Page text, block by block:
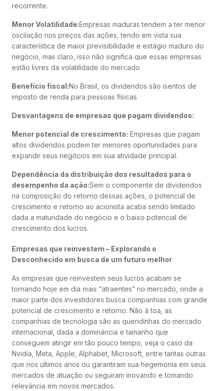
recorrente.
Menor Volatilidade:Empresas maduras tendem a ter menor
oscilação nos preços das ações, tendo em vista sua
característica de maior previsibilidade e estágio maduro do
negócio, mas claro, isso não significa que essas empresas
estão livres da volatilidade do mercado.
Benefício fiscal:No Brasil, os dividendos são isentos de
imposto de renda para pessoas físicas.
Desvantagens de empresas que pagam dividendos:
Menor potencial de crescimento: Empresas que pagam
altos dividendos podem ter menores oportunidades para
expandir seus negócios em sua atividade principal.
Dependência da distribuição dos resultados para o
desempenho da ação:Sem o componente de dividendos
na composição do retorno dessas ações, o potencial de
crescimento e retorno ao acionista acaba sendo limitado
dada a maturidade do negócio e o baixo potencial de
crescimento dos lucros.
Empresas que reinvestem – Explorando o
Desconhecido em busca de um futuro melhor
As empresas que reinvestem seus lucros acabam se
tornando hoje em dia mais “atraentes” no mercado, onde a
maior parte dos investidores busca companhias com grande
potencial de crescimento e retorno. Não à toa, as
companhias de tecnologia são as queridinhas do mercado
internacional, dada a dominância e tamanho que
conseguem atingir em tão pouco tempo, veja o caso da
Nvidia, Meta, Apple, Alphabet, Microsoft, entre tantas outras
que nos últimos anos ou garantiram sua hegemonia em seus
mercados de atuação ou seguiram inovando e tomando
relevância em novos mercados.